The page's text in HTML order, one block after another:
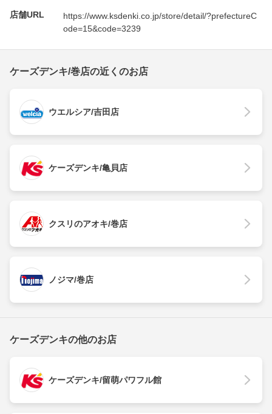
店舗URL
https://www.ksdenki.co.jp/store/detail/?prefectureC
ode=15&code=3239
ケーズデンキ/巻店の近くのお店
ウエルシア/吉田店
ケーズデンキ/亀貝店
クスリのアオキ/巻店
ノジマ/巻店
ケーズデンキの他のお店
ケーズデンキ/留萌パワフル館